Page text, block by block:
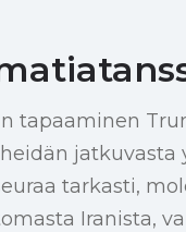
tapaaminen
jatkuvasta
tarkasti,
Iranista,